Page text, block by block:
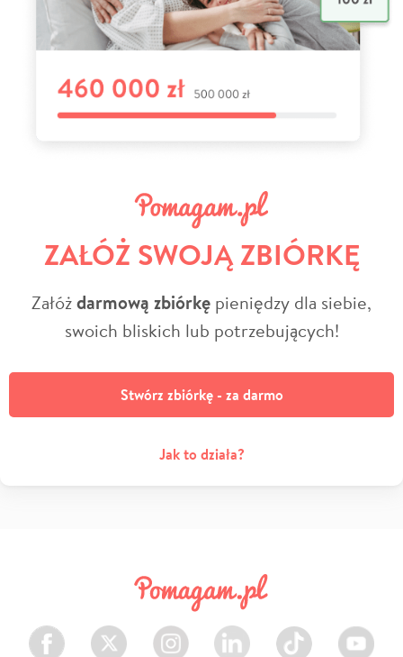
ZAŁÓŻ SWOJĄ ZBIÓRKĘ
Załóżdarmową zbiórkę pieniędzy dla siebie,
swoich bliskich lub potrzebujących!
Stwórz zbiórkę - za darmo
Jak to działa?
Facebook Twitter Instagram LinkedIn TikTok Youtube